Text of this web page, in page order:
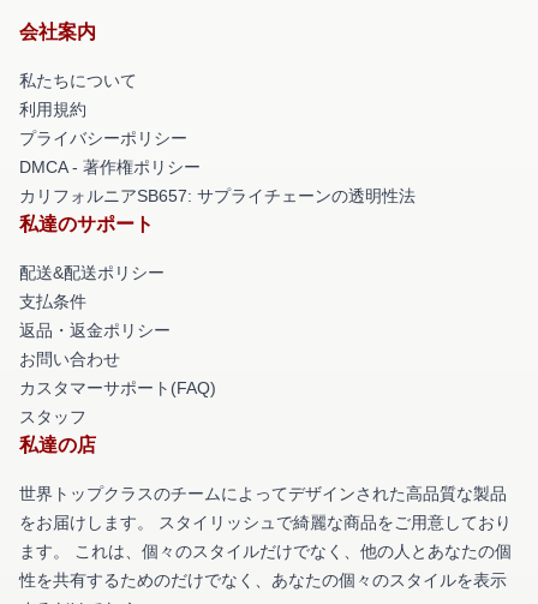
会社案内
私たちについて
利用規約
プライバシーポリシー
DMCA - 著作権ポリシー
カリフォルニアSB657: サプライチェーンの透明性法
私達のサポート
配送&配送ポリシー
支払条件
返品・返金ポリシー
お問い合わせ
カスタマーサポート(FAQ)
スタッフ
私達の店
世界トップクラスのチームによってデザインされた高品質な製品
をお届けします。 スタイリッシュで綺麗な商品をご用意しており
ます。 これは、個々のスタイルだけでなく、他の人とあなたの個
性を共有するためのだけでなく、あなたの個々のスタイルを表示